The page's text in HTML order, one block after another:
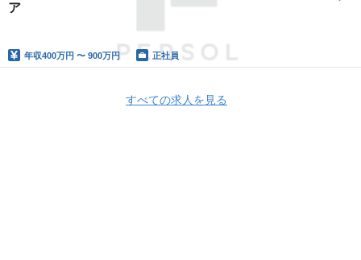
ア
年収400万円 〜 900万円 正社員
すべての求人を見る